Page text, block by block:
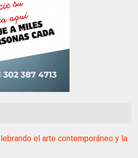
el arte contemporáneo y la